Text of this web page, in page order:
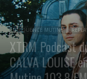
FREQUENCE MUTINE
XTRM Podcast
CALVA LOUISE